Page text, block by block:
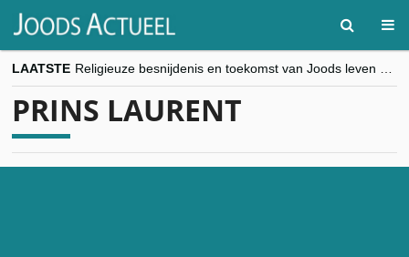
LAATSTE
“Besnijdenisdebat toont hoe moeilijk seculiere Westen minderheden begrijpt”, Jinnih Beels (Vooruit)
PRINS LAURENT